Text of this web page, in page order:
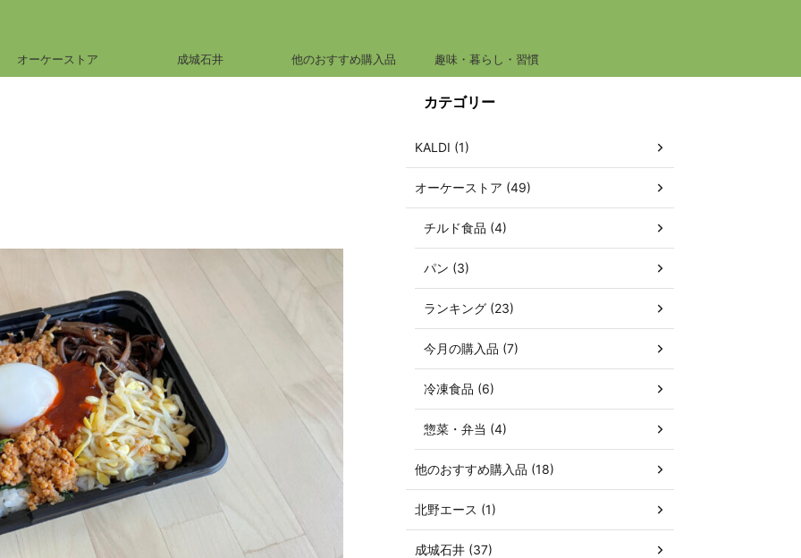
オーケーストア 成城石井 他のおすすめ購入品 趣味・暮らし・習慣
カテゴリー
KALDI (1)
オーケーストア (49)
チルド食品 (4)
パン (3)
ランキング (23)
今月の購入品 (7)
冷凍食品 (6)
惣菜・弁当 (4)
他のおすすめ購入品 (18)
北野エース (1)
成城石井 (37)